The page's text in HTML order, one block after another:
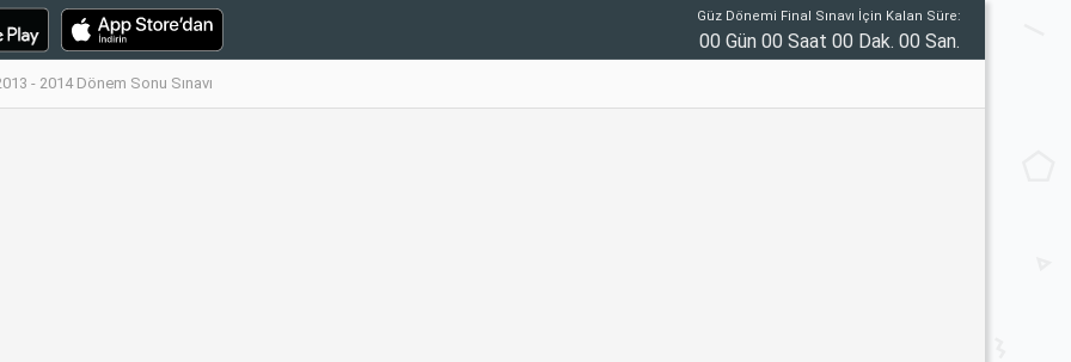
Güz Dönemi Final Sınavı İçin Kalan Süre:
00 Gün 00 Saat 00 Dak. 00 San.
- 2014 Dönem Sonu Sınavı